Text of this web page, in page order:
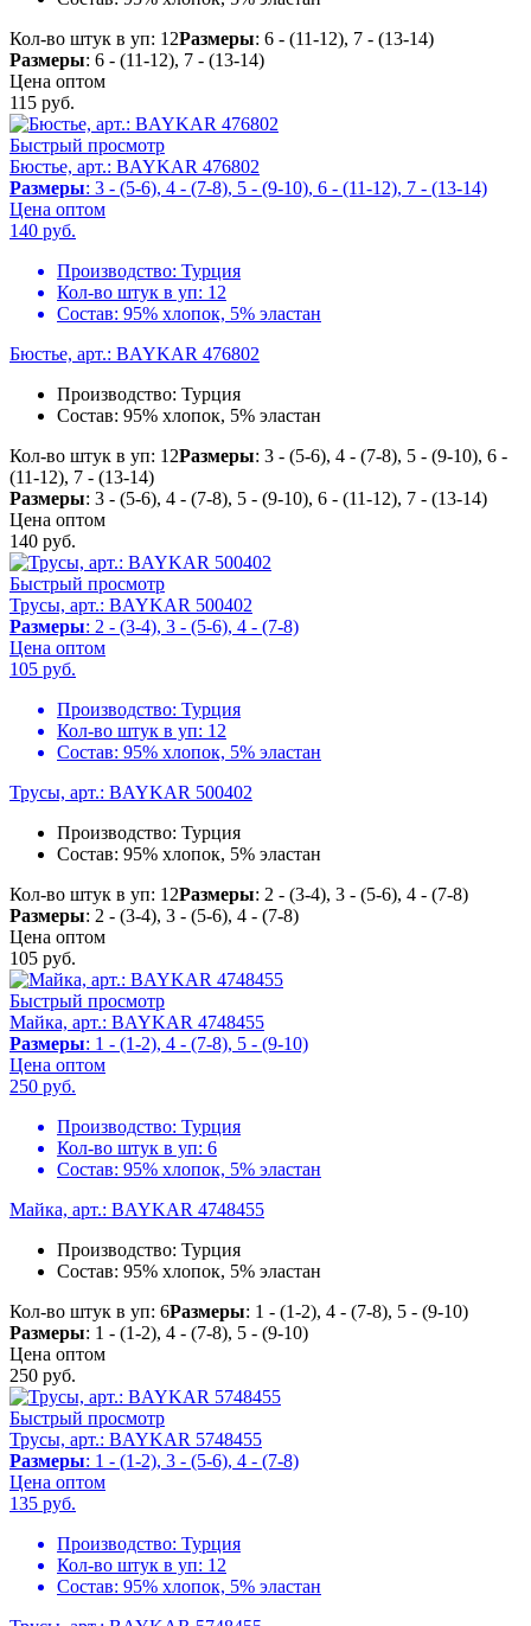
Кол-во штук в уп: 12Размеры: 6 - (11-12), 7 - (13-14)
Размеры: 6 - (11-12), 7 - (13-14)
Цена оптом
115 руб.
Быстрый просмотр
Бюстье, арт.: BAYKAR 476802
Размеры: 3 - (5-6), 4 - (7-8), 5 - (9-10), 6 - (11-12), 7 - (13-14)
Цена оптом
140 руб.
Производство: Турция
Кол-во штук в уп: 12
Состав: 95% хлопок, 5% эластан
Бюстье, арт.: BAYKAR 476802
Производство: Турция
Состав: 95% хлопок, 5% эластан
Кол-во штук в уп: 12Размеры: 3 - (5-6), 4 - (7-8), 5 - (9-10), 6 -
(11-12), 7 - (13-14)
Размеры: 3 - (5-6), 4 - (7-8), 5 - (9-10), 6 - (11-12), 7 - (13-14)
Цена оптом
140 руб.
Быстрый просмотр
Трусы, арт.: BAYKAR 500402
Размеры: 2 - (3-4), 3 - (5-6), 4 - (7-8)
Цена оптом
105 руб.
Производство: Турция
Кол-во штук в уп: 12
Состав: 95% хлопок, 5% эластан
Трусы, арт.: BAYKAR 500402
Производство: Турция
Состав: 95% хлопок, 5% эластан
Кол-во штук в уп: 12Размеры: 2 - (3-4), 3 - (5-6), 4 - (7-8)
Размеры: 2 - (3-4), 3 - (5-6), 4 - (7-8)
Цена оптом
105 руб.
Быстрый просмотр
Майка, арт.: BAYKAR 4748455
Размеры: 1 - (1-2), 4 - (7-8), 5 - (9-10)
Цена оптом
250 руб.
Производство: Турция
Кол-во штук в уп: 6
Состав: 95% хлопок, 5% эластан
Майка, арт.: BAYKAR 4748455
Производство: Турция
Состав: 95% хлопок, 5% эластан
Кол-во штук в уп: 6Размеры: 1 - (1-2), 4 - (7-8), 5 - (9-10)
Размеры: 1 - (1-2), 4 - (7-8), 5 - (9-10)
Цена оптом
250 руб.
Быстрый просмотр
Трусы, арт.: BAYKAR 5748455
Размеры: 1 - (1-2), 3 - (5-6), 4 - (7-8)
Цена оптом
135 руб.
Производство: Турция
Кол-во штук в уп: 12
Состав: 95% хлопок, 5% эластан